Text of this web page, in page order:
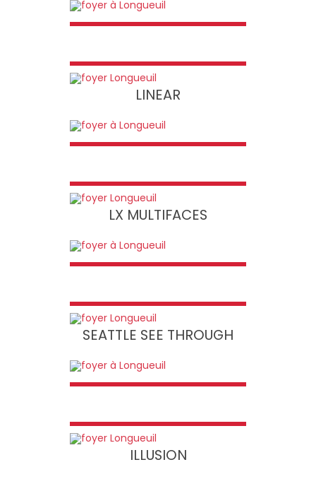
LINEAR
LX MULTIFACES
SEATTLE SEE THROUGH
ILLUSION